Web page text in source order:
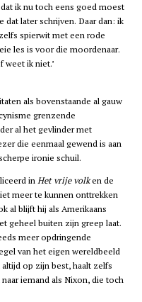
ik nu toch eens goed moest
later schrijven. Daar dan: ik
spierwit met een rode
les is voor die moordenaar.
weet ik niet.’
als bovenstaande al gauw
grenzende
al het gevlinder met
die eenmaal gewend is aan
ironie schuil.
inHet vrije volken de
meer te kunnen onttrekken
al blijft hij als Amerikaans
geheel buiten zijn greep laat.
meer opdringende
van het eigen wereldbeeld
op zijn best, haalt zelfs
iemand als Nixon, die toch